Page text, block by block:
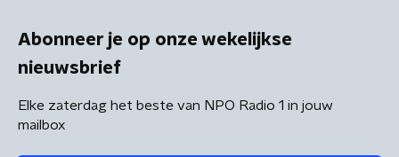
Abonneer je op onze wekelijkse
nieuwsbrief
Elke zaterdag het beste van NPO Radio 1 in jouw
mailbox